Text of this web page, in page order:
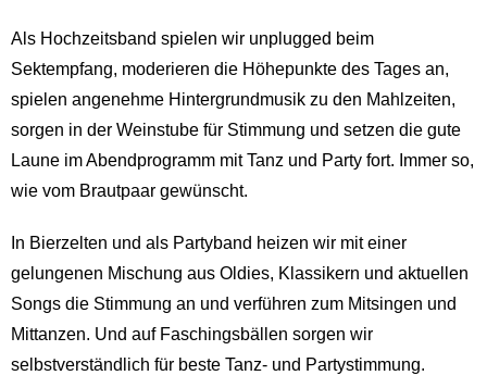
Als Hochzeitsband spielen wir unplugged beim
Sektempfang, moderieren die Höhepunkte des Tages an,
spielen angenehme Hintergrundmusik zu den Mahlzeiten,
sorgen in der Weinstube für Stimmung und setzen die gute
Laune im Abendprogramm mit Tanz und Party fort. Immer so,
wie vom Brautpaar gewünscht.
In Bierzelten und als Partyband heizen wir mit einer
gelungenen Mischung aus Oldies, Klassikern und aktuellen
Songs die Stimmung an und verführen zum Mitsingen und
Mittanzen. Und auf Faschingsbällen sorgen wir
selbstverständlich für beste Tanz- und Partystimmung.